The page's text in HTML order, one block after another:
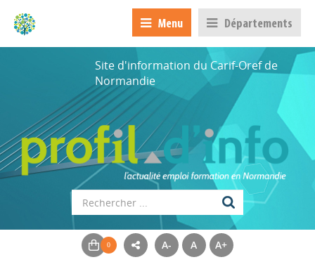
Menu Départements
Site d'information du Carif-Oref de
Normandie
A- A A+